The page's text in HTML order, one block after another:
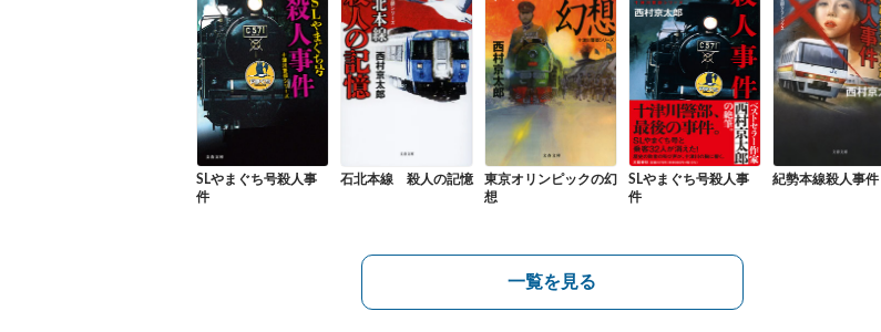
SLやまぐち号殺人事
件
石北本線 殺人の記憶
東京オリンピックの幻
想
SLやまぐち号殺人事
件
紀勢本線殺人事件
一覧を見る